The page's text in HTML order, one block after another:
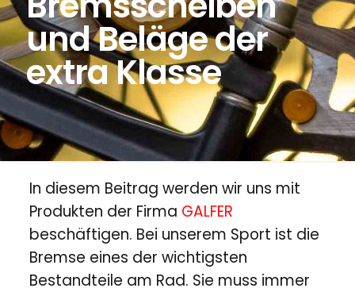
und Beläge der
extra Klasse
In diesem Beitrag werden wir uns mit
Produkten der Firma GALFER
beschäftigen. Bei unserem Sport ist die
Bremse eines der wichtigsten
Bestandteile am Rad. Sie muss immer